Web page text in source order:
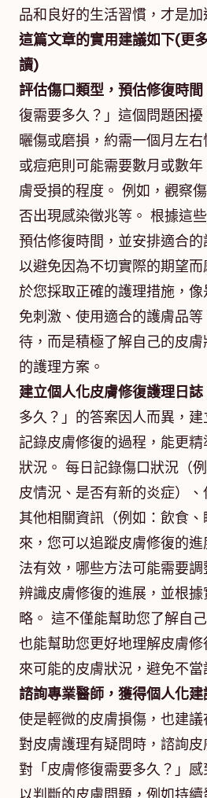
品和良好的生活習慣，才是加
這篇文章的實用建議如下(更
讀)
評估傷口類型，預估修復時間
復需要多久？」這個問題困
曬傷或磨損，約需一個月左
或痘疤則可能需要數月或數
膚受損的程度。 例如，觀察
否出現感染徵兆等。 根據這
預估修復時間，並安排適合
以避免因為不切實際的期望
於您採取正確的護理措施，
免刺激、使用適合的護膚品
待，而是積極了解自己的皮
的護理方案。
建立個人化皮膚修復護理日誌
多久？」的答案因人而異，建
記錄皮膚修復的過程，能更
狀況。 每日記錄傷口狀況（
皮情況、是否有新的炎症）
其他相關資訊（例如：飲食
來，您可以追蹤皮膚修復的
法有效，哪些方法可能需要
辨識皮膚修復的進展，並根
略。 這不僅能幫助您了解自
也能幫助您更好地理解皮膚
來可能的皮膚狀況，避免不當
諮詢專業醫師，獲得個人化建
使是輕微的皮膚損傷，也建
對皮膚護理有疑問時，諮詢
對「皮膚修復需要多久？」